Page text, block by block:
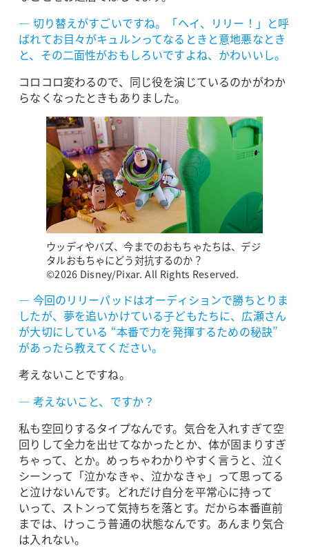
― 切り替えがすごいですね。「ヘイ、リリー！」と呼
ばれてお目々がキュルンってなるときと意地悪なとき
と、その二面性がおもしろいですよね、かわいいし。
コロコロ変わるので、同じ役を演じているのかがわか
らなくなったときもありました。
ウッディやバズ、今までのおもちゃたちは、デジ
タルおもちゃにどう対抗するのか？
©2026 Disney/Pixar. All Rights Reserved.
― 今回のリリーパッドはオーディションで勝ちとりま
したが、夢を追いかけている子どもたちに、広瀬さん
が大切にしている “本番で力を発揮するための秘訣”
があったら教えてください。
考えないことですね。
― 考えないこと、ですか？
私も空回りするタイプなんです。気合を入れすぎて空
回りして全力を出せてなかったとか、体が固まりすぎ
ちゃって、とか。めっちゃわかりやすく言うと、泣く
シーンって「泣かなきゃ、泣かなきゃ」って思ってる
と泣けないんです。どれだけ自分を平常心に持って
いって、ストンって気持ちを落とす。だから本番直前
までは、けっこう普通の状態なんです。あんまり気合
は入れない。